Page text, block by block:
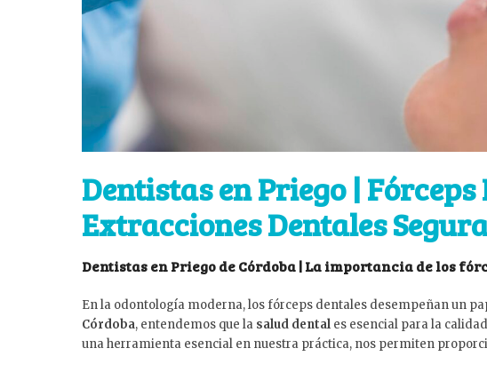
Dentistas en Priego | Fórceps
Extracciones Dentales
Dentistas en Priego de Córdoba | La importancia de los
En la odontología moderna, los fórceps dentales desempeñan un
Córdoba, entendemos que la salud dental es esencial para la
una herramienta esencial en nuestra práctica, nos permiten